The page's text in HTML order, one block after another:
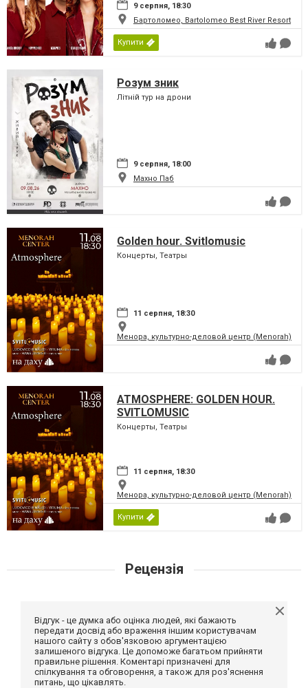
9 серпня, 18:30
Бартоломео, Bartolomeo Best River Resort
Купити
Розум зник
Літній тур на дрони
9 серпня, 18:00
Махно Паб
Golden hour. Svitlomusic
Концерты, Театры
11 серпня, 18:30
Менора, культурно-деловой центр (Menorah)
ATMOSPHERE: GOLDEN HOUR.
SVITLOMUSIC
Концерты, Театры
11 серпня, 18:30
Менора, культурно-деловой центр (Menorah)
Купити
Рецензія
Відгук - це думка або оцінка людей, які бажають
передати досвід або враження іншим користувачам
нашого сайту з обов'язковою аргументацією
залишеного відгука. Це допоможе багатьом прийняти
правильне рішення. Коментарі призначені для
спілкування та обговорення, а також для роз'яснення
питань, що цікавлять.